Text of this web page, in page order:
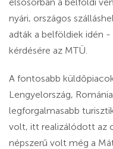
nyári, országos
adták a belföldiek idén -
kérdésére az MTÜ.
A fontosabb
Lengyelország,
legforgalmasabb
volt, itt realizálódott az
népszerű volt még a